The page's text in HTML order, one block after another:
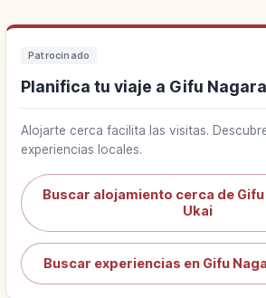
Patrocinado
Planifica tu viaje a Gifu
Alojarte cerca facilita las visitas.
experiencias locales.
Buscar alojamiento cerca de
Ukai
Buscar experiencias en Gifu